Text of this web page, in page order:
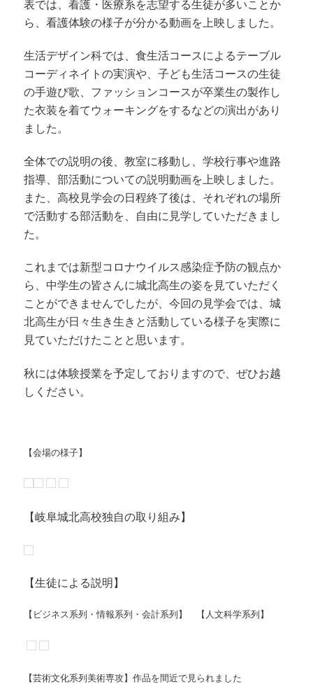
表では、看護・医療系を志望する生徒が多いことか
ら、看護体験の様子が分かる動画を上映しました。
生活デザイン科では、食生活コースによるテーブル
コーディネイトの実演や、子ども生活コースの生徒
の手遊び歌、ファッションコースが卒業生の製作し
た衣装を着てウォーキングをするなどの演出があり
ました。
全体での説明の後、教室に移動し、学校行事や進路
指導、部活動についての説明動画を上映しました。
また、高校見学会の日程終了後は、それぞれの場所
で活動する部活動を、自由に見学していただきまし
た。
これまでは新型コロナウイルス感染症予防の観点か
ら、中学生の皆さんに城北高生の姿を見ていただく
ことができませんでしたが、今回の見学会では、城
北高生が日々生き生きと活動している様子を実際に
見ていただけたことと思います。
秋には体験授業を予定しておりますので、ぜひお越
しください。
【会場の様子】
【岐阜城北高校独自の取り組み】
【生徒による説明】
【ビジネス系列・情報系列・会計系列】 【人文科学系列】
【芸術文化系列美術専攻】作品を間近で見られました